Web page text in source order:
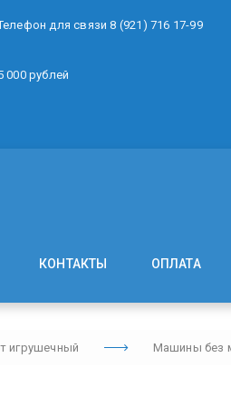
для связи 8 (921) 716 17-99
рублей
КОНТАКТЫ ОПЛАТА
игрушечный Машины без